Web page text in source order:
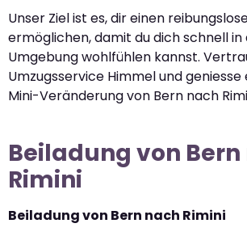
Unser Ziel ist es, dir einen
ermöglichen, damit du dich schnell in
Umgebung wohlfühlen kannst.
Umzugsservice Himmel und
Mini-Veränderung von Bern nach
Beiladung von
Rimini
Beiladung von Bern nach Rimini